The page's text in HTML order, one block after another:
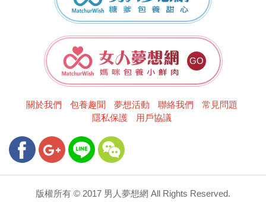
關於我們 包養趣聞 夢想活動 聯絡我們
常見問題
隱私保護
用戶協議
版權所有 © 2017 男人夢想網 All Rights Reserved.